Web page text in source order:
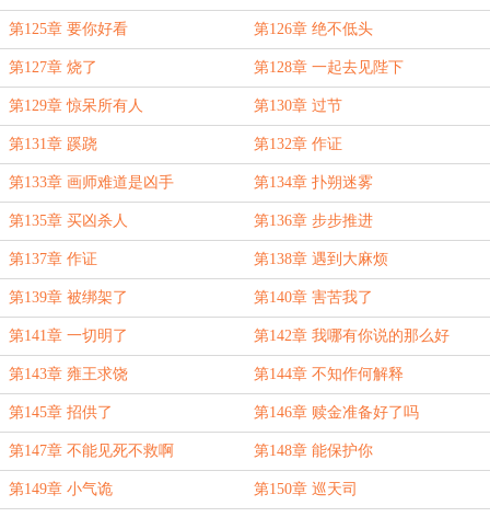
第125章 要你好看 第126章 绝不低头
第127章 烧了 第128章 一起去见陛下
第129章 惊呆所有人 第130章 过节
第131章 蹊跷 第132章 作证
第133章 画师难道是凶手 第134章 扑朔迷雾
第135章 买凶杀人 第136章 步步推进
第137章 作证 第138章 遇到大麻烦
第139章 被绑架了 第140章 害苦我了
第141章 一切明了 第142章 我哪有你说的那么好
第143章 雍王求饶 第144章 不知作何解释
第145章 招供了 第146章 赎金准备好了吗
第147章 不能见死不救啊 第148章 能保护你
第149章 小气诡 第150章 巡天司